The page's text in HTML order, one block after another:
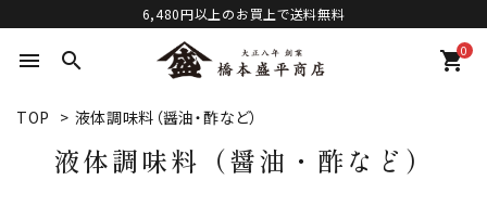
6,480円以上のお買上で送料無料
menu search 0
shopping_cart
TOP > 液体調味料（醤油・酢など）
液体調味料（醤油・酢など）